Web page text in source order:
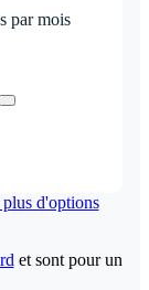
par mois
d'options
et sont pour un